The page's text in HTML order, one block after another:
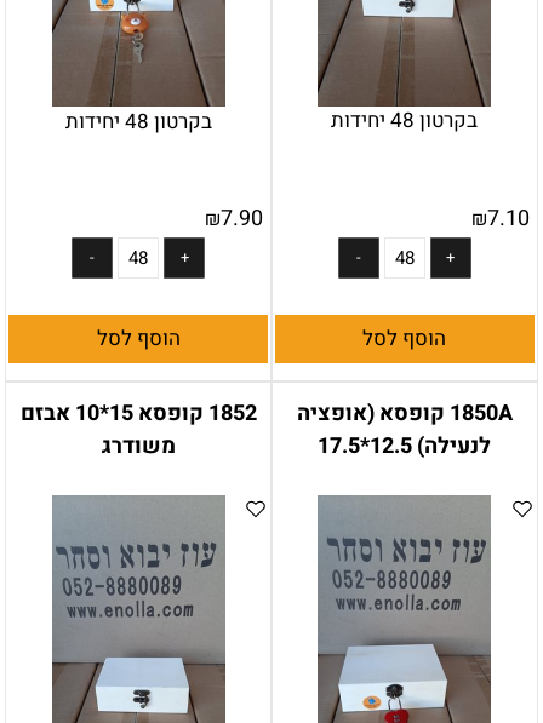
בקרטון 48 יחידות
₪7.10
הוסף לסל
בקרטון 48 יחידות
₪7.90
הוסף לסל
1850A קופסא (אופציה
לנעילה) 12.5*17.5
1852 קופסא 15*10 אבזם
משודרג